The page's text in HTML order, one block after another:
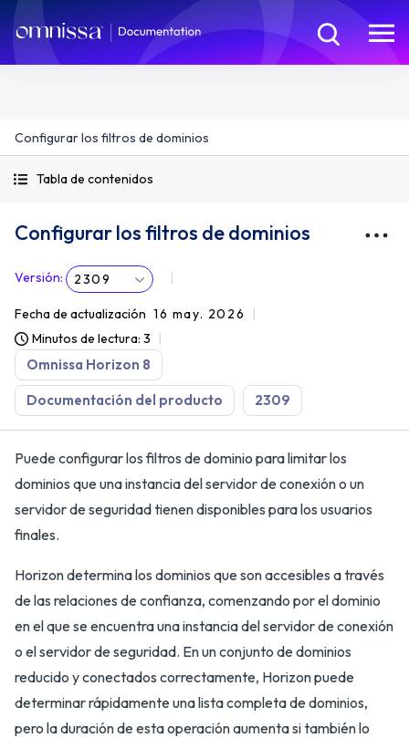
Configurar los filtros de dominios
Tabla de contenidos
Configurar los filtros de dominios
Versión: 2309
Fecha de actualización 16 may. 2026
Minutos de lectura: 3
Omnissa Horizon 8
Documentación del producto 2309
Puede configurar los filtros de dominio para limitar los
dominios que una instancia del servidor de conexión o un
servidor de seguridad tienen disponibles para los usuarios
finales.
Horizon determina los dominios que son accesibles a través
de las relaciones de confianza, comenzando por el dominio
en el que se encuentra una instancia del servidor de conexión
o el servidor de seguridad. En un conjunto de dominios
reducido y conectados correctamente, Horizon puede
determinar rápidamente una lista completa de dominios,
pero la duración de esta operación aumenta si también lo